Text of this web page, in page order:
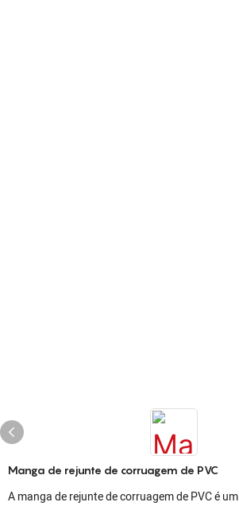
Manga de rejunte de corruagem de PVC
A manga de rejunte de corruagem de PVC é